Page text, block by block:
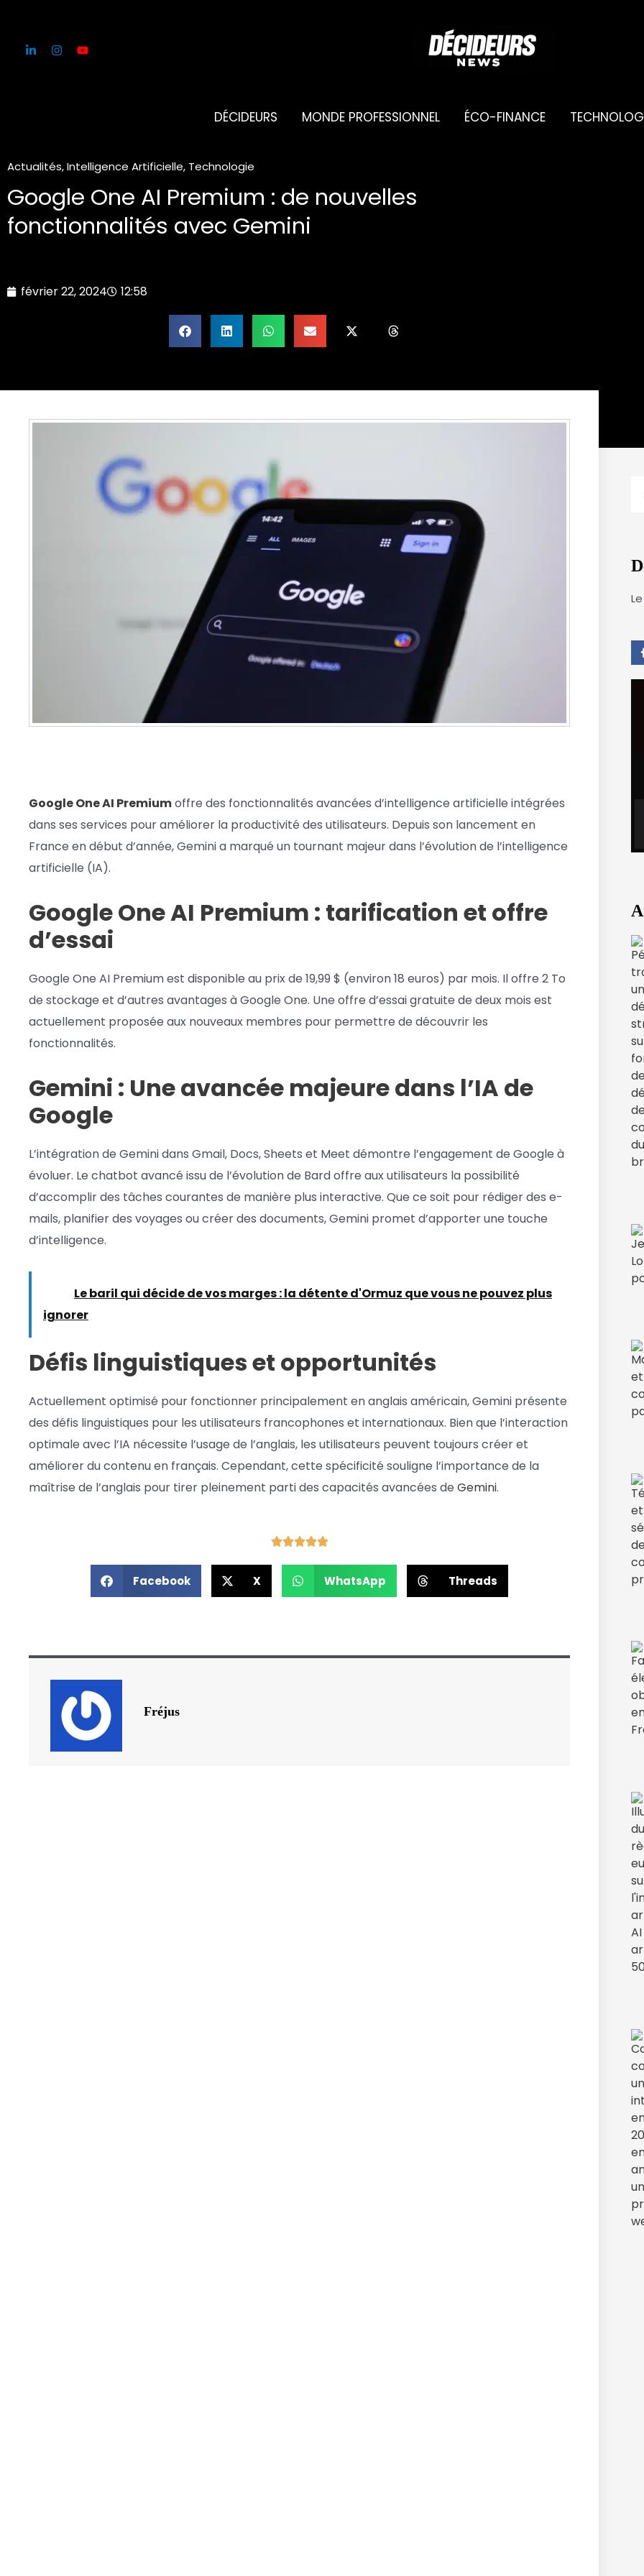
contenu
DÉCIDEURS MONDE PROFESSIONNEL ÉCO-FINANCE
Actualités,Intelligence Artificielle, Technologie
Google One AI Premium : de nouvelles
fonctionnalités avec Gemini
février 22, 2024 12:58
Google One AI Premiumoffre des fonctionnalités avancées d’intelligence artificielle intégrées
dans ses services pour améliorer la productivité des utilisateurs. Depuis son lancement en
France en début d’année, Gemini a marqué un tournant majeur dans l’évolution de l’intelligence
artificielle (IA).
Google One AI Premium : tarification et offre
d’essai
Google One AI Premium est disponible au prix de 19,99 $ (environ 18 euros) par mois. Il offre 2 To
de stockage et d’autres avantages à Google One. Une offre d’essai gratuite de deux mois est
actuellement proposée aux nouveaux membres pour permettre de découvrir les
fonctionnalités.
Gemini : Une avancée majeure dans l’IA de
Google
L’intégration de Gemini dans Gmail, Docs, Sheets et Meet démontre l’engagement de Google à
évoluer. Le chatbot avancé issu de l’évolution de Bard offre aux utilisateurs la possibilité
d’accomplir des tâches courantes de manière plus interactive. Que ce soit pour rédiger des e-
mails, planifier des voyages ou créer des documents, Gemini promet d’apporter une touche
d’intelligence.
Le baril qui décide de vos marges : la détente d'Ormuz que vous ne pouvez plus
ignorer
Défis linguistiques et opportunités
Actuellement optimisé pour fonctionner principalement en anglais américain, Gemini présente
des défis linguistiques pour les utilisateurs francophones et internationaux. Bien que l’interaction
optimale avec l’IA nécessite l’usage de l’anglais, les utilisateurs peuvent toujours créer et
améliorer du contenu en français. Cependant, cette spécificité souligne l’importance de la
maîtrise de l’anglais pour tirer pleinement parti des capacités avancées de Gemini.
Facebook X WhatsApp Threads
Fréjus